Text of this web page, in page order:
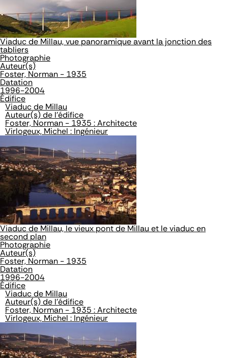
Viaduc de Millau, vue panoramique avant la jonction des
tabliers
Photographie
Auteur(s)
Foster, Norman - 1935
Datation
1996-2004
Édifice
Viaduc de Millau
Auteur(s) de l'édifice
Foster, Norman - 1935 : Architecte
Virlogeux, Michel : Ingénieur
Viaduc de Millau, le vieux pont de Millau et le viaduc en
second plan
Photographie
Auteur(s)
Foster, Norman - 1935
Datation
1996-2004
Édifice
Viaduc de Millau
Auteur(s) de l'édifice
Foster, Norman - 1935 : Architecte
Virlogeux, Michel : Ingénieur